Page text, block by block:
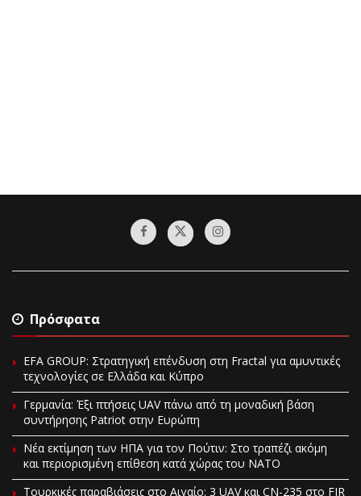
Πρόσφατα
EFA GROUP: Στρατηγική επένδυση στη Fractal για αμυντικές
τεχνολογίες σε Ελλάδα και Κύπρο
Γερμανία: Έξι πτήσεις UAV πάνω από τη μοναδική βάση
συντήρησης Patriot στην Ευρώπη
Νέα εκτίμηση των ΗΠΑ για τον Πούτιν: Στο τραπέζι ακόμη
και περιορισμένη επίθεση κατά χώρας του ΝΑΤΟ
Τουρκικές παραβιάσεις στο Αιγαίο: 3 UAV και CN-235 στο FIR